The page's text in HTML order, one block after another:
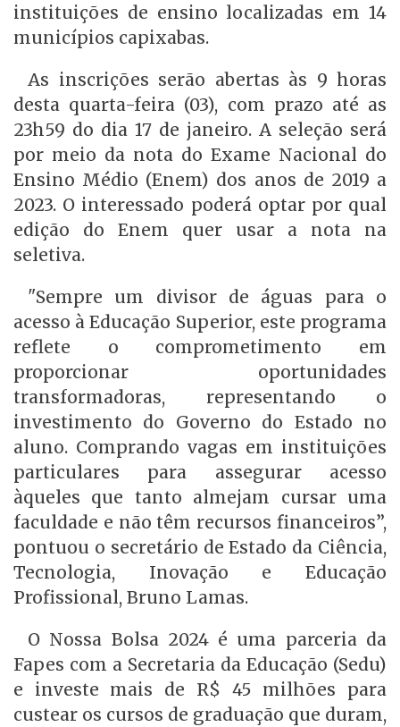
instituições de ensino localizadas em 14
municípios capixabas.
As inscrições serão abertas às 9 horas
desta quarta-feira (03), com prazo até as
23h59 do dia 17 de janeiro. A seleção será
por meio da nota do Exame Nacional do
Ensino Médio (Enem) dos anos de 2019 a
2023. O interessado poderá optar por qual
edição do Enem quer usar a nota na
seletiva.
"Sempre um divisor de águas para o
acesso à Educação Superior, este programa
reflete o comprometimento em
proporcionar oportunidades
transformadoras, representando o
investimento do Governo do Estado no
aluno. Comprando vagas em instituições
particulares para assegurar acesso
àqueles que tanto almejam cursar uma
faculdade e não têm recursos financeiros”,
pontuou o secretário de Estado da Ciência,
Tecnologia, Inovação e Educação
Profissional, Bruno Lamas.
O Nossa Bolsa 2024 é uma parceria da
Fapes com a Secretaria da Educação (Sedu)
e investe mais de R$ 45 milhões para
custear os cursos de graduação que duram,